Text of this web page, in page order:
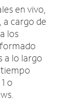
en vivo,
a cargo de
los
a lo largo
o